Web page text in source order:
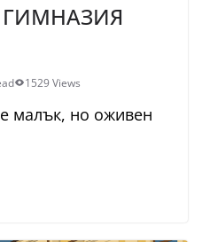
ГИМНАЗИЯ
1529 Views
е малък, но оживен